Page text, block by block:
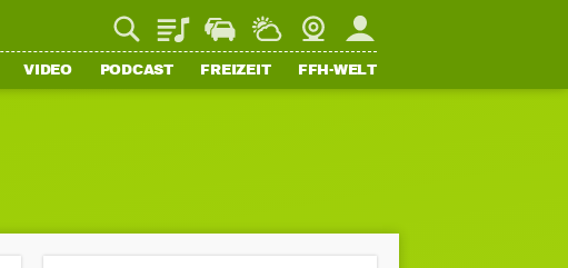
PlaylistStaupilotWetterWebcamMein FFH
VIDEO PODCAST FREIZEIT FFH-WELT